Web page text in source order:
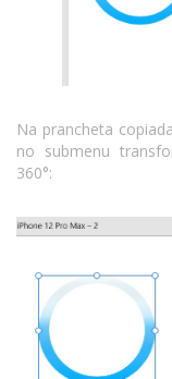
Na prancheta
no submenu
360°: